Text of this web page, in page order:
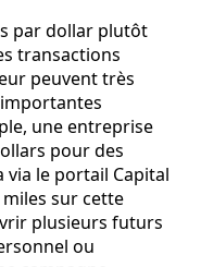
par dollar plutôt
transactions
peuvent très
une entreprise
pour des
via le portail Capital
sur cette
plusieurs futurs
ou